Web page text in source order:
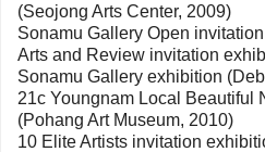
(Seojong Arts Center, 2009)
Sonamu Gallery Open
Arts and Review invitation
Sonamu Gallery exhibition
21c Youngnam Local Beautiful
(Pohang Art Museum, 2010)
10 Elite Artists invitation